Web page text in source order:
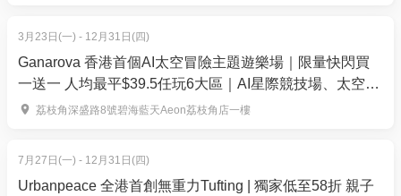
3月23日(一) - 12月31日(四)
Ganarova 香港首個AI太空冒險主題遊樂場｜限量快閃買
一送一 人均最平$39.5任玩6大區｜AI星際競技場、太空無
重力世界｜荔枝角好去處
荔枝角深盛路8號碧海藍天Aeon荔枝角店一樓
7月27日(一) - 12月31日(四)
Urbanpeace 全港首創無重力Tufting | 獨家低至58折 親子